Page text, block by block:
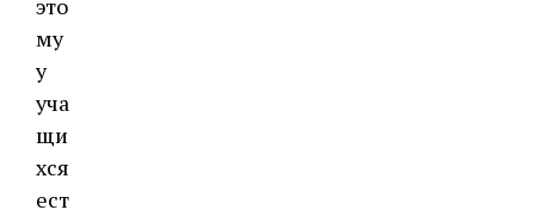
это
му
у
уча
щи
хся
ест